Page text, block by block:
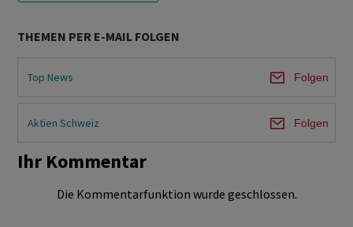
THEMEN PER E-MAIL FOLGEN
Top News Folgen
Aktien Schweiz Folgen
Ihr Kommentar
Die Kommentarfunktion wurde geschlossen.